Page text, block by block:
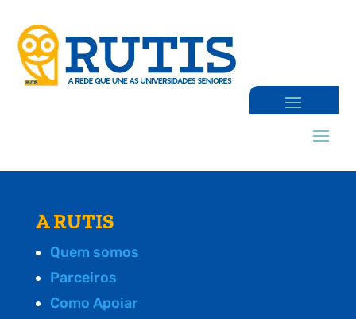
A RUTIS
Quem somos
Parceiros
Como Apoiar